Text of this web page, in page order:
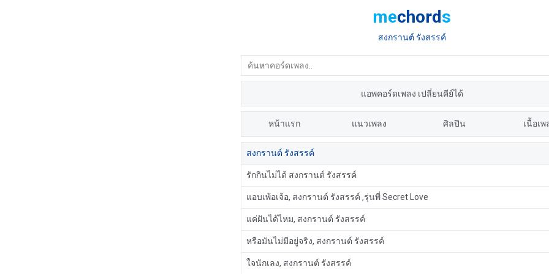
mechords
สงกรานต์ รังสรรค์
แอพคอร์ดเพลง เปลี่ยนคีย์ได้
หน้าแรก แนวเพลง ศิลปิน เนื้อเพ
สงกรานต์ รังสรรค์
รักกินไม่ได้ สงกรานต์ รังสรรค์
แอบเพ้อเจ้อ, สงกรานต์ รังสรรค์ ,รุ่นพี่ Secret Love
แค่ฝันได้ไหม, สงกรานต์ รังสรรค์
หรือมันไม่มีอยู่จริง, สงกรานต์ รังสรรค์
ใจนักเลง, สงกรานต์ รังสรรค์